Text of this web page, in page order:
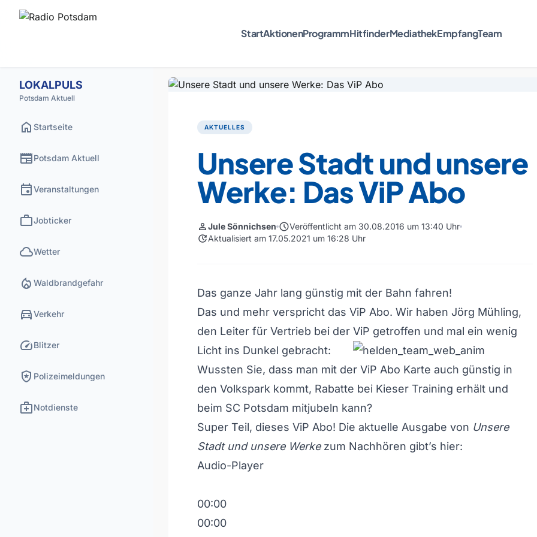
StartAktionenProgrammHitfinderMediathekEmpfangTeam
LOKALPULS
Potsdam Aktuell
home Startseite
newspaperPotsdam Aktuell
eventVeranstaltungen
workJobticker
cloudWetter
local_fire_department Waldbrandgefahr
directions_carVerkehr
speedBlitzer
local_police Polizeimeldungen
medical_servicesNotdienste
AKTUELLES
Unsere Stadt und unsere
Werke: Das ViP Abo
personJule Sönnichsen scheduleVeröffentlicht am 30.08.2016 um 13:40 Uhr
updateAktualisiert am 17.05.2021 um 16:28 Uhr
Das ganze Jahr lang günstig mit der Bahn fahren!
Das und mehr verspricht das ViP Abo. Wir haben Jörg Mühling,
den Leiter für Vertrieb bei der ViP getroffen und mal ein wenig
Licht ins Dunkel gebracht:
Wussten Sie, dass man mit der ViP Abo Karte auch günstig in
den Volkspark kommt, Rabatte bei Kieser Training erhält und
beim SC Potsdam mitjubeln kann?
Super Teil, dieses ViP Abo! Die aktuelle Ausgabe von Unsere
Stadt und unsere Werkezum Nachhören gibt’s hier:
Audio-Player
00:00
00:00